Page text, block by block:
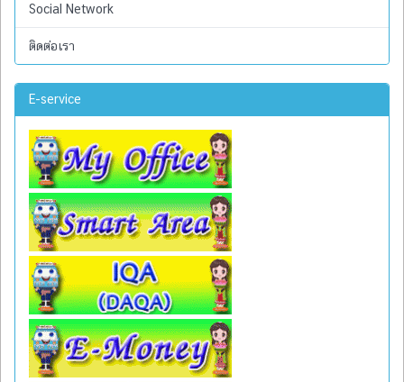
Social Network
ติดต่อเรา
E-service